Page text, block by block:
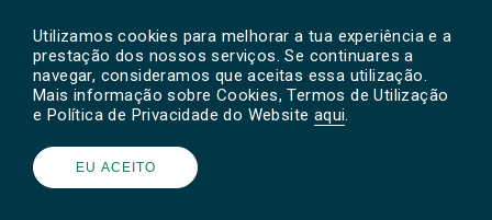
Utilizamos cookies para melhorar a tua experiência e a
prestação dos nossos serviços. Se continuares a
navegar, consideramos que aceitas essa utilização.
Mais informação sobre Cookies, Termos de Utilização
e Política de Privacidade do Website aqui.
EU ACEITO
Powered by © PAN 2026